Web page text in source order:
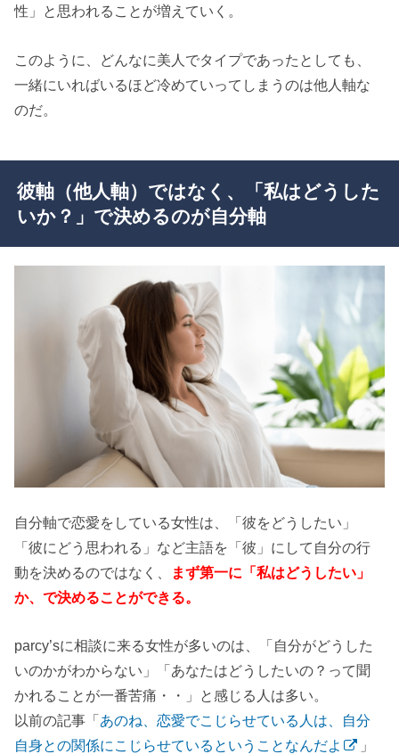
性」と思われることが増えていく。
このように、どんなに美人でタイプであったとしても、
一緒にいればいるほど冷めていってしまうのは他人軸な
のだ。
彼軸（他人軸）ではなく、「私はどうした
いか？」で決めるのが自分軸
自分軸で恋愛をしている女性は、「彼をどうしたい」
「彼にどう思われる」など主語を「彼」にして自分の行
動を決めるのではなく、
まず第一に「私はどうしたい」
か、で決めることができる。
parcy’sに相談に来る女性が多いのは、「自分がどうした
いのかがわからない」「あなたはどうしたいの？って聞
かれることが一番苦痛・・」と感じる人は多い。
以前の記事「あのね、恋愛でこじらせている人は、自分
自身との関係にこじらせているということなんだよ
」